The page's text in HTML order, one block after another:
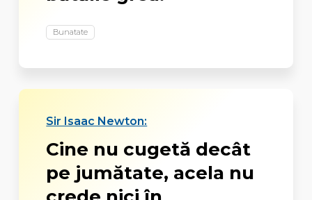
Bunatate
Sir Isaac Newton:
Cine nu cugetă decât
pe jumătate, acela nu